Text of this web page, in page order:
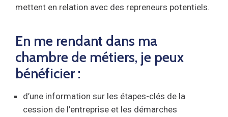
mettent en relation avec des repreneurs potentiels.
En me rendant dans ma
chambre de métiers, je peux
bénéficier :
d’une information sur les étapes-clés de la
cession de l’entreprise et les démarches